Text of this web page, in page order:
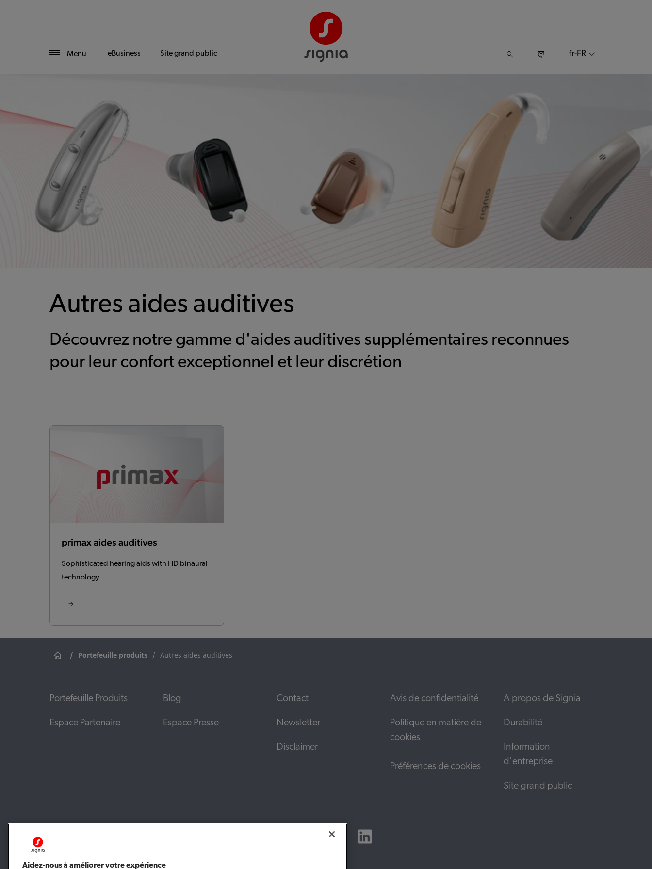
Menu eBusiness Site grand public fr-FR
Autres aides auditives
Découvrez notre gamme d'aides auditives supplémentaires reconnues
pour leur confort exceptionnel et leur discrétion
primax aides auditives
Sophisticated hearing aids with HD binaural
technology.
/ Portefeuille produits / Autres aides auditives
Portefeuille Produits
Espace Partenaire
Blog
Espace Presse
Contact
Newsletter
Disclaimer
Avis de confidentialité
Politique en matière de
cookies
Préférences de cookies
A propos de Signia
Durabilité
Information
d'entreprise
Site grand public
Aidez-nous à améliorer votre expérience